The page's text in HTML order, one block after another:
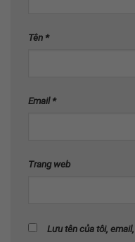
Tên *
Email*
Trang web
Lưu tên của tôi,